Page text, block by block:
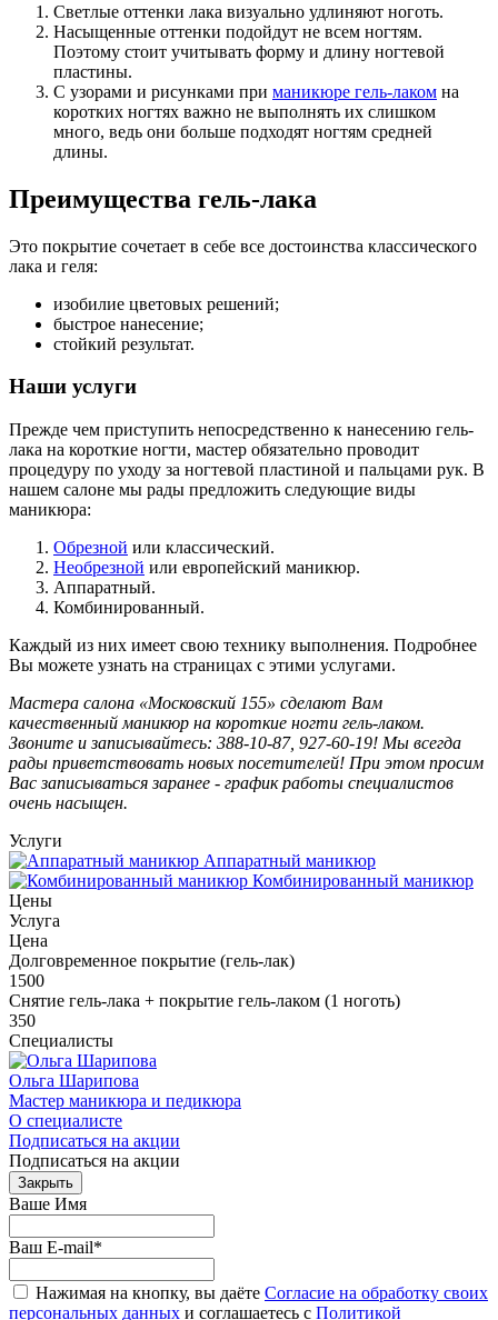
Светлые оттенки лака визуально удлиняют ноготь.
Насыщенные оттенки подойдут не всем ногтям.
Поэтому стоит учитывать форму и длину ногтевой
пластины.
С узорами и рисунками при маникюре гель-лаком на
коротких ногтях важно не выполнять их слишком
много, ведь они больше подходят ногтям средней
длины.
Преимущества гель-лака
Это покрытие сочетает в себе все достоинства классического
лака и геля:
изобилие цветовых решений;
быстрое нанесение;
стойкий результат.
Наши услуги
Прежде чем приступить непосредственно к нанесению гель-
лака на короткие ногти, мастер обязательно проводит
процедуру по уходу за ногтевой пластиной и пальцами рук. В
нашем салоне мы рады предложить следующие виды
маникюра:
Обрезной или классический.
Необрезной или европейский маникюр.
Аппаратный.
Комбинированный.
Каждый из них имеет свою технику выполнения. Подробнее
Вы можете узнать на страницах с этими услугами.
Мастера салона «Московский 155» сделают Вам
качественный маникюр на короткие ногти гель-лаком.
Звоните и записывайтесь: 388-10-87, 927-60-19! Мы всегда
рады приветствовать новых посетителей! При этом просим
Вас записываться заранее - график работы специалистов
очень насыщен.
Услуги
Аппаратный маникюр
Комбинированный маникюр
Цены
Услуга
Цена
Долговременное покрытие (гель-лак)
1500
Снятие гель-лака + покрытие гель-лаком (1 ноготь)
350
Специалисты
Ольга Шарипова
Мастер маникюра и педикюра
О специалисте
Подписаться на акции
Подписаться на акции
Закрыть
Ваше Имя
Ваш E-mail*
Нажимая на кнопку, вы даёте Согласие на обработку своих
персональных данных и соглашаетесь с Политикой